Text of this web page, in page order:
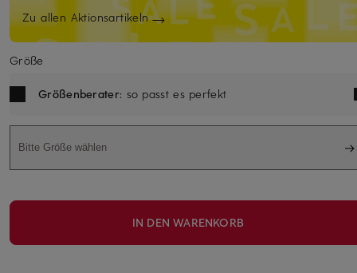
Zu allen Aktionsartikeln
Größe
Größenberater: so passt es perfekt
Bitte Größe wählen
IN DEN WARENKORB